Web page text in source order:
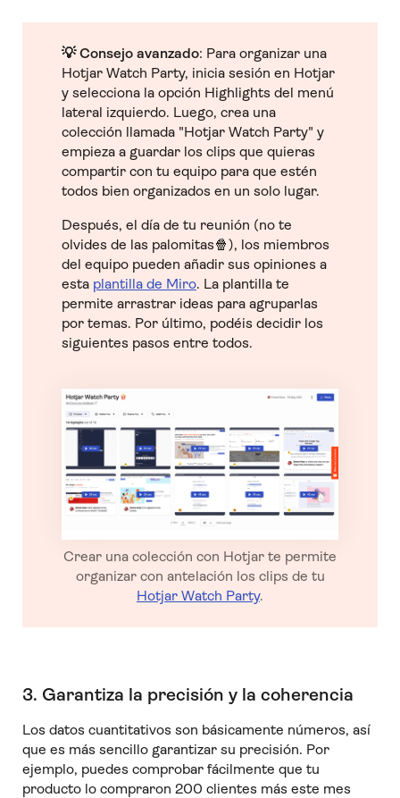
💡 Consejo avanzado: Para organizar una
Hotjar Watch Party, inicia sesión en Hotjar
y selecciona la opción Highlights del menú
lateral izquierdo. Luego, crea una
colección llamada "Hotjar Watch Party" y
empieza a guardar los clips que quieras
compartir con tu equipo para que estén
todos bien organizados en un solo lugar.
Después, el día de tu reunión (no te
olvides de las palomitas🍿), los miembros
del equipo pueden añadir sus opiniones a
esta plantilla de Miro. La plantilla te
permite arrastrar ideas para agruparlas
por temas. Por último, podéis decidir los
siguientes pasos entre todos.
Crear una colección con Hotjar te permite
organizar con antelación los clips de tu
Hotjar Watch Party.
3. Garantiza la precisión y la coherencia
Los datos cuantitativos son básicamente números, así
que es más sencillo garantizar su precisión. Por
ejemplo, puedes comprobar fácilmente que tu
producto lo compraron 200 clientes más este mes